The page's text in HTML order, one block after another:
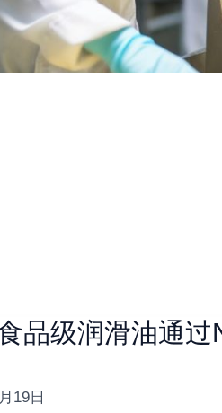
品级润滑油通过
19日